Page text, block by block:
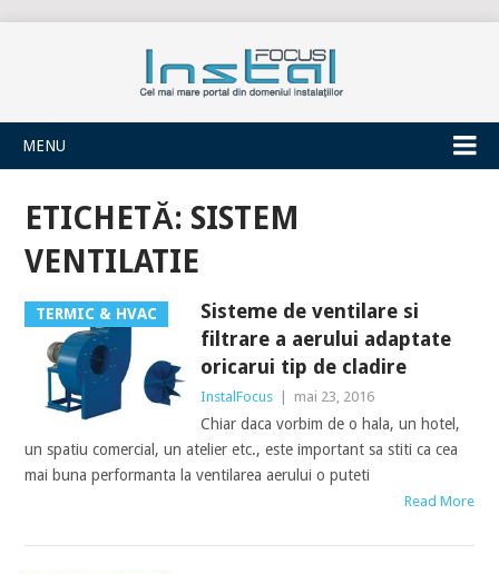
INSTALFOCUS
MENU
ETICHETĂ: SISTEM
VENTILATIE
TERMIC & HVAC
Sisteme de ventilare si
filtrare a aerului adaptate
oricarui tip de cladire
InstalFocus mai 23, 2016
Chiar daca vorbim de o hala, un hotel,
un spatiu comercial, un atelier etc., este important sa stiti ca cea
mai buna performanta la ventilarea aerului o puteti
Read More